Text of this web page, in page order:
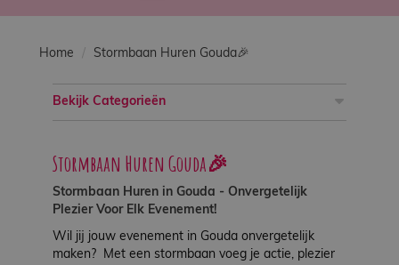
Verkoop
spelen
Werken
Home Stormbaan Huren Gouda🎉
Bekijk Categorieën
Stormbaan Huren Gouda🎉
Stormbaan Huren in Gouda - Onvergetelijk
Plezier Voor Elk Evenement!
Wil jij jouw evenement in Gouda onvergetelijk
maken? Met een stormbaan voeg je actie, plezier